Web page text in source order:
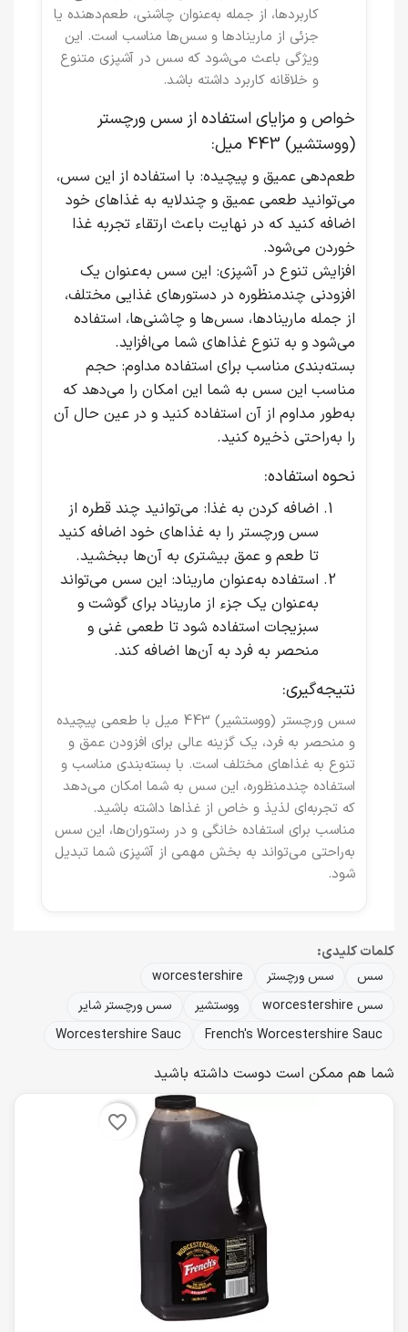
کاربردها، از جمله به‌عنوان چاشنی، طعم‌دهنده یا
جزئی از مارینادها و سس‌ها مناسب است. این
ویژگی باعث می‌شود که سس در آشپزی متنوع
و خلاقانه کاربرد داشته باشد.
خواص و مزایای استفاده از سس ورچستر
(ووستشیر) 443 میل:
طعم‌دهی عمیق و پیچیده: با استفاده از این سس،
می‌توانید طعمی عمیق و چندلایه به غذاهای خود
اضافه کنید که در نهایت باعث ارتقاء تجربه غذا
خوردن می‌شود.
افزایش تنوع در آشپزی: این سس به‌عنوان یک
افزودنی چندمنظوره در دستورهای غذایی مختلف،
از جمله مارینادها، سس‌ها و چاشنی‌ها، استفاده
می‌شود و به تنوع غذاهای شما می‌افزاید.
بسته‌بندی مناسب برای استفاده مداوم: حجم
مناسب این سس به شما این امکان را می‌دهد که
به‌طور مداوم از آن استفاده کنید و در عین حال آن
را به‌راحتی ذخیره کنید.
نحوه استفاده:
اضافه کردن به غذا: می‌توانید چند قطره از
سس ورچستر را به غذاهای خود اضافه کنید
تا طعم و عمق بیشتری به آن‌ها ببخشید.
استفاده به‌عنوان ماریناد: این سس می‌تواند
به‌عنوان یک جزء از ماریناد برای گوشت و
سبزیجات استفاده شود تا طعمی غنی و
منحصر به فرد به آن‌ها اضافه کند.
نتیجه‌گیری:
سس ورچستر (ووستشیر) 443 میل
با طعمی پیچیده
و منحصر به فرد، یک گزینه عالی برای افزودن عمق و
تنوع به غذاهای مختلف است. با بسته‌بندی مناسب و
استفاده چندمنظوره، این سس به شما امکان می‌دهد
که تجربه‌ای لذیذ و خاص از غذاها داشته باشید.
مناسب برای استفاده خانگی و در رستوران‌ها، این سس
به‌راحتی می‌تواند به بخش مهمی از آشپزی شما تبدیل
شود.
کلمات کلیدی:
سس سس ورچستر
worcestershire
سس worcestershire
ووستشیر
سس ورچستر شایر
French's Worcestershire Sauc
Worcestershire Sauc
شما هم ممکن است دوست داشته باشید
favorite_border